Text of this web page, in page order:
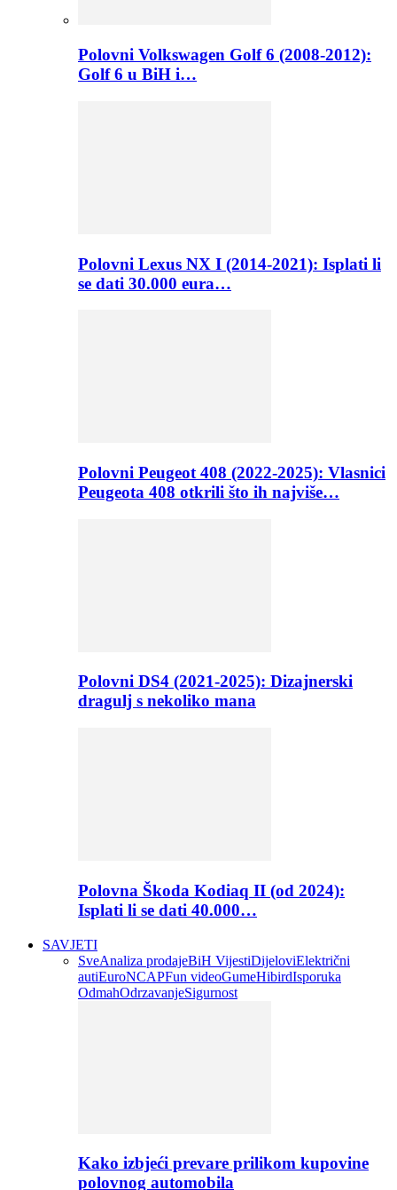
Polovni Volkswagen Golf 6 (2008-2012):
Golf 6 u BiH i…
Polovni Lexus NX I (2014-2021): Isplati li
se dati 30.000 eura…
Polovni Peugeot 408 (2022-2025): Vlasnici
Peugeota 408 otkrili što ih najviše…
Polovni DS4 (2021-2025): Dizajnerski
dragulj s nekoliko mana
Polovna Škoda Kodiaq II (od 2024):
Isplati li se dati 40.000…
SAVJETI
SveAnaliza prodajeBiH VijestiDijeloviElektrični
autiEuroNCAPFun videoGumeHibirdIsporuka
OdmahOdrzavanjeSigurnost
Kako izbjeći prevare prilikom kupovine
polovnog automobila